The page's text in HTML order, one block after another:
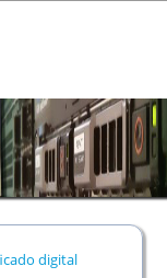
digital